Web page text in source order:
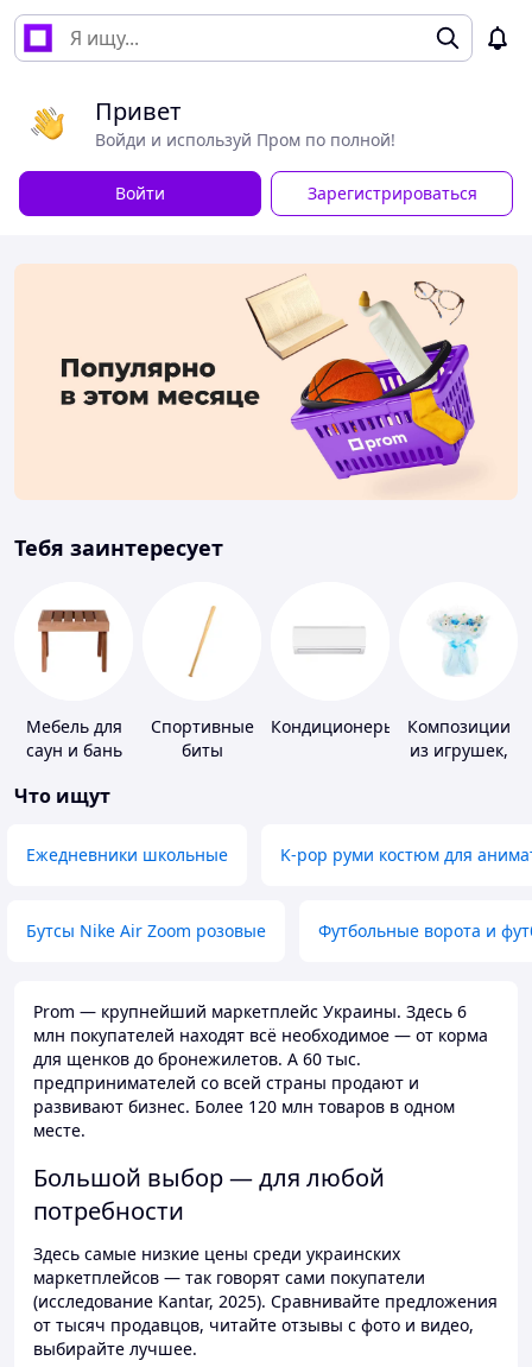
Привет
Войди и используй Пром по полной!
Войти Зарегистрироваться
Тебя заинтересует
Мебель для
саун и бань
Спортивные
биты
Кондиционеры
Композиции
из игрушек,
Что ищут
Ежедневники школьные K-pop руми костюм для
Бутсы Nike Air Zoom розовые Футбольные ворота и
Prom — крупнейший маркетплейс Украины. Здесь 6
млн покупателей находят всё необходимое — от корма
для щенков до бронежилетов. А 60 тыс.
предпринимателей со всей страны продают и
развивают бизнес. Более 120 млн товаров в одном
месте.
Большой выбор — для любой
потребности
Здесь самые низкие цены среди украинских
маркетплейсов — так говорят сами покупатели
(исследование Kantar, 2025). Сравнивайте предложения
от тысяч продавцов, читайте отзывы с фото и видео,
выбирайте лучшее.